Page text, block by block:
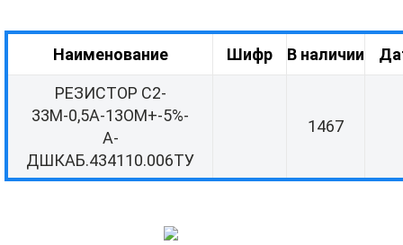
Наименование Шифр В наличии
РЕЗИСТОР С2-
33М-0,5А-13ОМ+-5%-
А-
ДШКАБ.434110.006ТУ
1467